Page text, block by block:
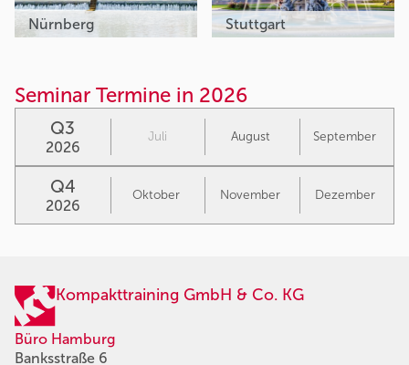
Nürnberg Stuttgart
Seminar Termine in 2026
Q3
2026
Juli August September
Q4
2026
Oktober November Dezember
Kompakttraining GmbH & Co. KG
Büro Hamburg
Banksstraße 6